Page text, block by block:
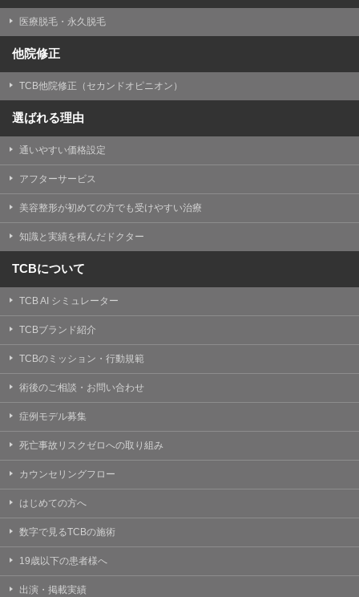
医療脱毛・永久脱毛
他院修正
TCB他院修正（セカンドオピニオン）
選ばれる理由
通いやすい価格設定
アフターサービス
美容整形が初めての方でも受けやすい治療
知識と実績を積んだドクター
TCBについて
TCB AI シミュレーター
TCBブランド紹介
TCBのミッション・行動規範
術後のご相談・お問い合わせ
症例モデル募集
死亡事故リスクゼロへの取り組み
カウンセリングフロー
はじめての方へ
数字で見るTCBの施術
19歳以下の患者様へ
出演・掲載実績